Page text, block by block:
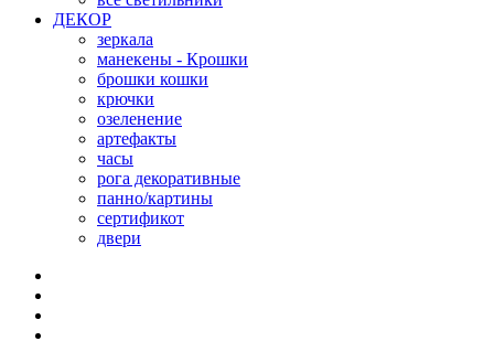
ДЕКОР
зеркала
манекены - Крошки
брошки кошки
крючки
озеленение
артефакты
часы
рога декоративные
панно/картины
сертификот
двери